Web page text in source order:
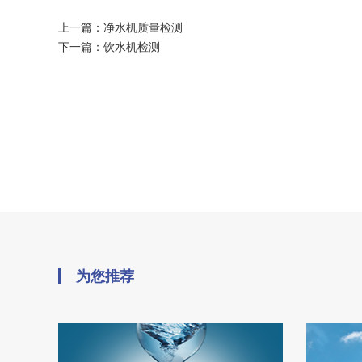
上一篇： 净水机质量检测
下一篇： 饮水机检测
为您推荐